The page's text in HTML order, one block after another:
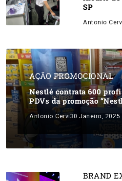
SP
Antonio
AÇÃO PROMOCIONAL
Nestlé contrata 600
PDVs da promoção
Antonio Cervi30 Janeiro, 2025
BRAND